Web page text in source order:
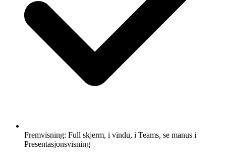
Fremvisning: Full skjerm, i vindu, i Teams, se manus i
Presentasjonsvisning